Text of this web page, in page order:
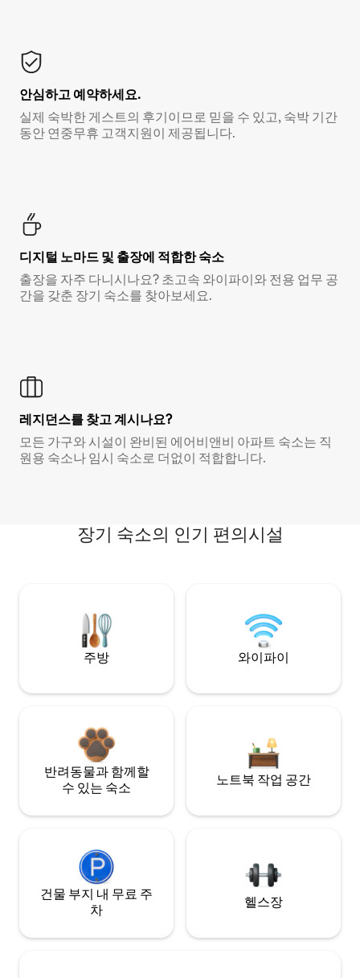
안심하고 예약하세요.
실제 숙박한 게스트의 후기이므로 믿을 수 있고, 숙박 기간
동안 연중무휴 고객지원이 제공됩니다.
디지털 노마드 및 출장에 적합한 숙소
출장을 자주 다니시나요? 초고속 와이파이와 전용 업무 공
간을 갖춘 장기 숙소를 찾아보세요.
레지던스를 찾고 계시나요?
모든 가구와 시설이 완비된 에어비앤비 아파트 숙소는 직
원용 숙소나 임시 숙소로 더없이 적합합니다.
장기 숙소의 인기 편의시설
주방 와이파이
반려동물과 함께할
수 있는 숙소
노트북 작업 공간
건물 부지 내 무료 주
차
헬스장